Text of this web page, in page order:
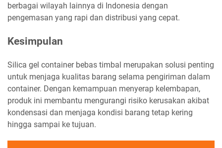
berbagai wilayah lainnya di Indonesia dengan
pengemasan yang rapi dan distribusi yang cepat.
Kesimpulan
Silica gel container bebas timbal merupakan solusi penting
untuk menjaga kualitas barang selama pengiriman dalam
container. Dengan kemampuan menyerap kelembapan,
produk ini membantu mengurangi risiko kerusakan akibat
kondensasi dan menjaga kondisi barang tetap kering
hingga sampai ke tujuan.